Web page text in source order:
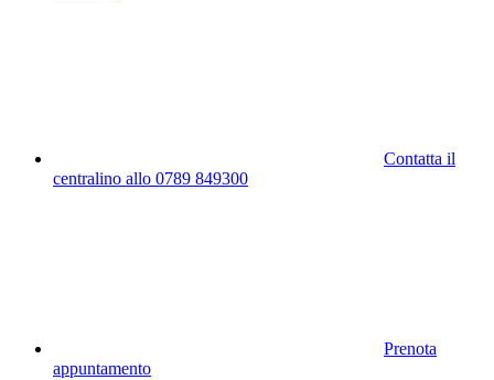
Contatta il
centralino allo 0789 849300
Prenota
appuntamento